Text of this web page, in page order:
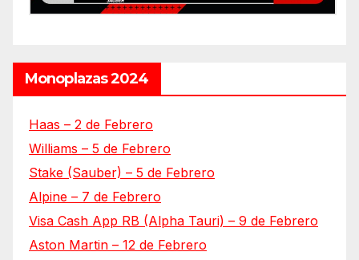
Monoplazas 2024
Haas – 2 de Febrero
Williams – 5 de Febrero
Stake (Sauber) – 5 de Febrero
Alpine – 7 de Febrero
Visa Cash App RB (Alpha Tauri) – 9 de Febrero
Aston Martin – 12 de Febrero